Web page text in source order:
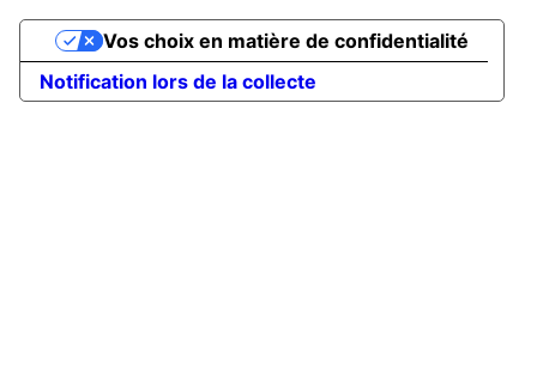
Notification lors de la collecte
Vos choix en matière de confidentialité